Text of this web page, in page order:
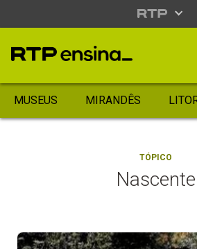
MUSEUS MIRANDÊS
TÓPICO
Nascente